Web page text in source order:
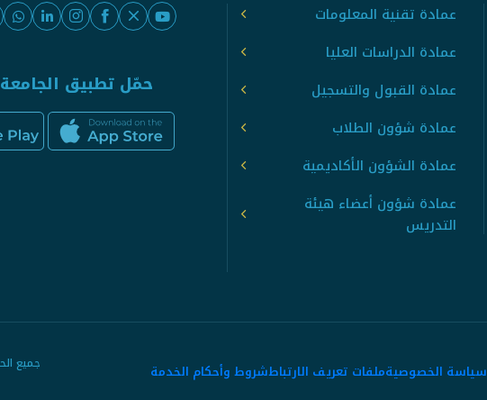
عمادة تقنية المعلومات
عمادة الدراسات العليا
عمادة القبول والتسجيل
عمادة شؤون الطلاب
عمادة الشؤون الأكاديمية
عمادة شؤون أعضاء هيئة
التدريس
حمّل تطبيق الجامعة
سياسة الخصوصيةملفات تعريف الارتباطشروط وأحكام الخدمة